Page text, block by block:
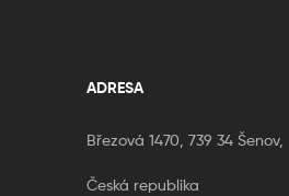
ADRESA
Březová 1470, 739 34 Šenov,
Česká republika